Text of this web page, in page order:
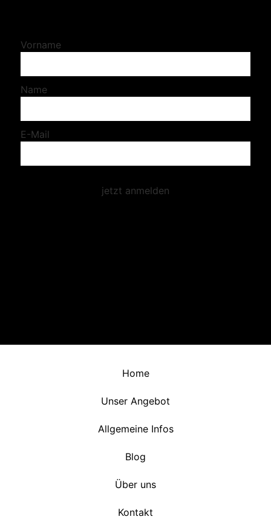
Vorname
Name
E-Mail
jetzt anmelden
Home
Unser Angebot
Allgemeine Infos
Blog
Über uns
Kontakt